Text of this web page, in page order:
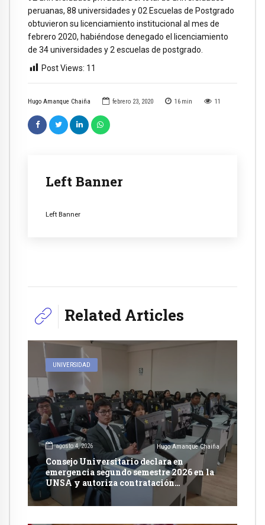
Hugo Amanque Chaiña febrero 23, 2020 16 min 11
Left Banner
Left Banner
peruanas, 88 universidades y 02 Escuelas de Postgrado
obtuvieron su licenciamiento institucional al mes de
febrero 2020, habiéndose denegado el licenciamiento
de 34 universidades y 2 escuelas de postgrado.
Post Views: 11
Related Articles
UNIVERSIDAD
agosto 4, 2026 Hugo Amanque Chaiña
Consejo Universitario declara en
emergencia segundo semestre 2026 en la
UNSA y autoriza contratación
excepcional de docentes